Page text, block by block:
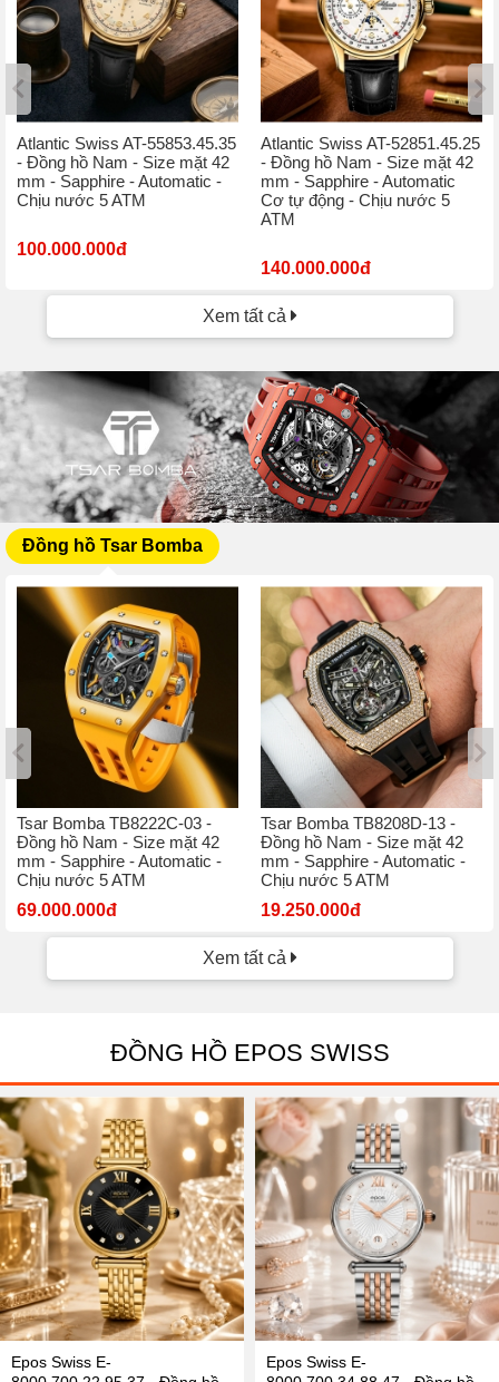
Atlantic Swiss AT-55853.45.35
- Đồng hồ Nam - Size mặt 42
mm - Sapphire - Automatic -
Chịu nước 5 ATM
100.000.000đ
Atlantic Swiss AT-52851.45.25
- Đồng hồ Nam - Size mặt 42
mm - Sapphire - Automatic
Cơ tự động - Chịu nước 5
ATM
140.000.000đ
Xem tất cả
Đồng hồ Tsar Bomba
Tsar Bomba TB8222C-03 -
Đồng hồ Nam - Size mặt 42
mm - Sapphire - Automatic -
Chịu nước 5 ATM
69.000.000đ
Tsar Bomba TB8208D-13 -
Đồng hồ Nam - Size mặt 42
mm - Sapphire - Automatic -
Chịu nước 5 ATM
19.250.000đ
Xem tất cả
ĐỒNG HỒ EPOS SWISS
Epos Swiss E-
Epos Swiss E-